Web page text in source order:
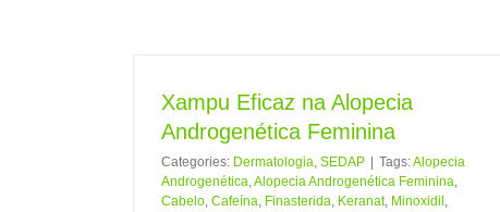
Xampu Eficaz na Alopecia
Androgenética Feminina
Categories: Dermatologia, SEDAP Tags:Alopecia
Androgenética,Alopecia Androgenética Feminina,
Cabelo, Cafeína, Finasterida, Keranat, Minoxidil ,
Minoxidil Duo
Dermatologia SEDAP